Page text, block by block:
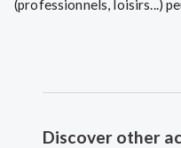
Discover other